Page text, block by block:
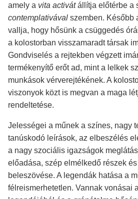
amely a vita activátállítja előtérbe a
contemplativával szemben. Később
vallja, hogy hősünk a csüggedés
a kolostorban visszamaradt társak
Gondviselés a rejtekben végzett
termékenyítő erőt ad, mint a lelkek
munkások vérverejtékének. A
viszonyok közt is megvan a maga
rendeltetése.
Jelességei a műnek a színes, nagy
tanúskodó leírások, az elbeszélés
a nagy szociális igazságok
előadása, szép elmélkedő részek
beleszövése. A legendák hatása a
félreismerhetetlen. Vannak vonásai